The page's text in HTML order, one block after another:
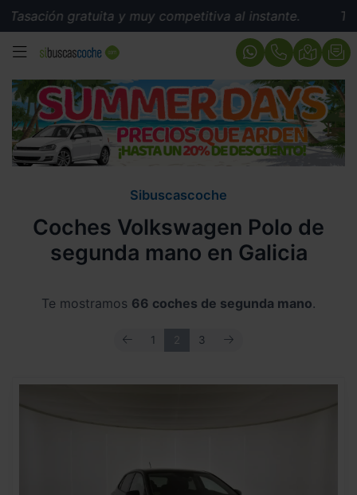
gratuita y muy competitiva al instante. Tasación
MENÚ
Sibuscascoche
Coches Volkswagen Polo de
segunda mano en Galicia
Te mostramos 66 coches de segunda mano.
ANTERIOR
1 2 3 SIGUIENTE